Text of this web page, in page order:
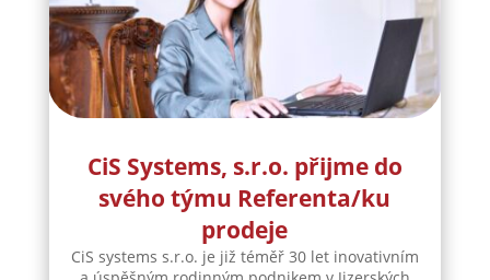
CiS Systems, s.r.o. přijme do
svého týmu Referenta/ku
prodeje
CiS systems s.r.o. je již téměř 30 let inovativním